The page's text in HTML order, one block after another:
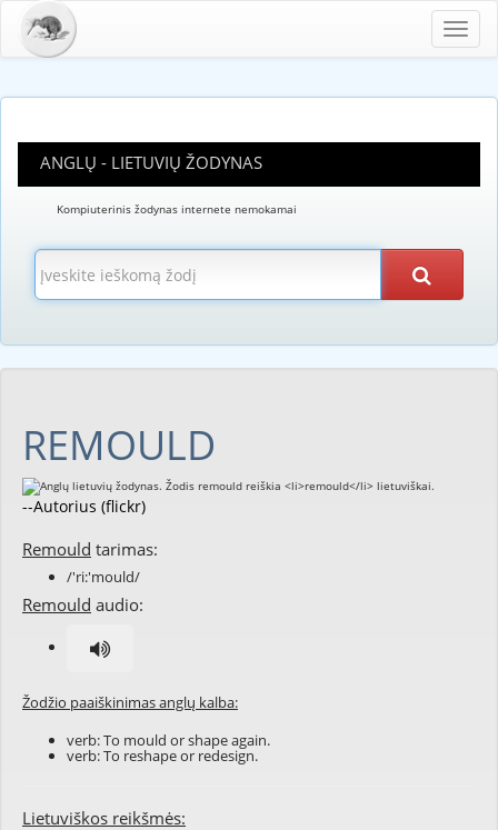
ANGLŲ - LIETUVIŲ ŽODYNAS
Kompiuterinis žodynas internete nemokamai
REMOULD
--Autorius (flickr)
Remould tarimas:
/'ri:'mould/
Remould audio:
Žodžio paaiškinimas anglų kalba:
verb: To mould orshapeagain.
verb: To reshapeor redesign.
Lietuviškos reikšmės: